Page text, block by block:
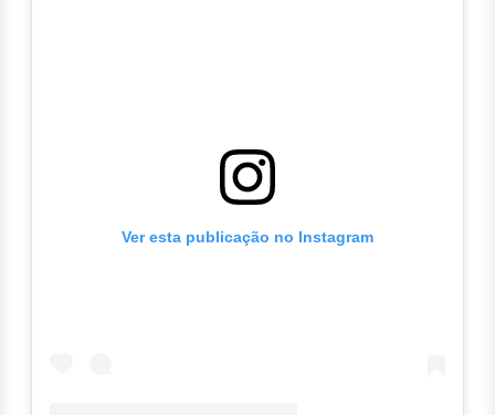
Ver esta publicação no Instagram